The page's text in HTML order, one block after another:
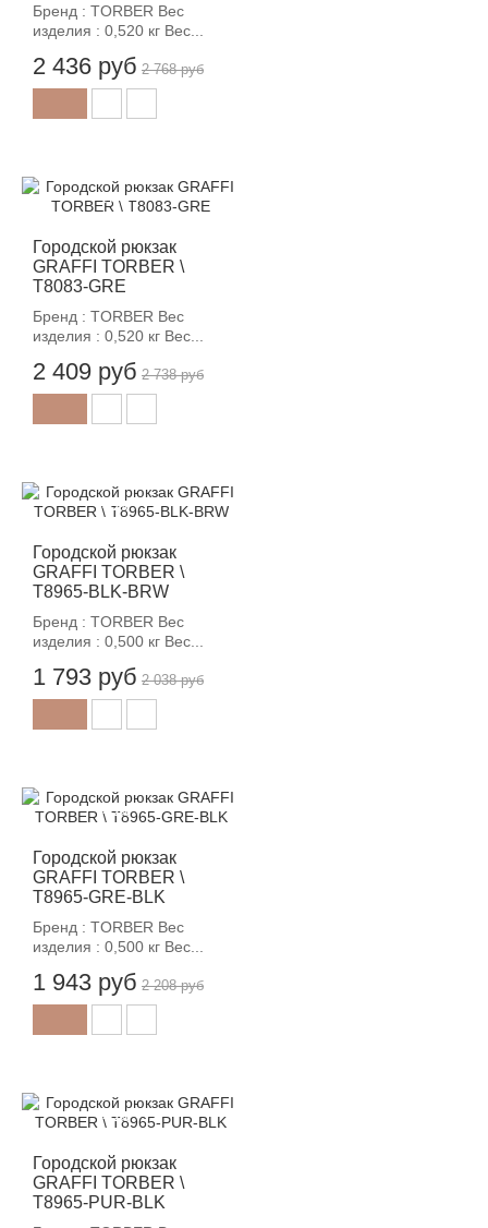
Бренд : TORBER Вес
изделия : 0,520 кг Вес...
2 436 руб 2 768 руб
Городской рюкзак
GRAFFI TORBER \
T8083-GRE
Бренд : TORBER Вес
изделия : 0,520 кг Вес...
2 409 руб
-12%
2 738 руб
Городской рюкзак
GRAFFI TORBER \
T8965-BLK-BRW
Бренд : TORBER Вес
изделия : 0,500 кг Вес...
1 793 руб
-12%
2 038 руб
Городской рюкзак
GRAFFI TORBER \
T8965-GRE-BLK
Бренд : TORBER Вес
изделия : 0,500 кг Вес...
1 943 руб
-12%
2 208 руб
Городской рюкзак
GRAFFI TORBER \
T8965-PUR-BLK
-12%